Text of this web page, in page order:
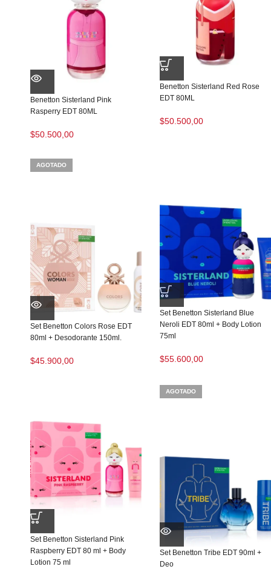
Benetton Sisterland Pink
Rasperry EDT 80ML
$50.500,00
Benetton Sisterland Red Rose
EDT 80ML
$50.500,00
AGOTADO
Set Benetton Colors Rose EDT
80ml + Desodorante 150ml.
$45.900,00
Set Benetton Sisterland Blue
Neroli EDT 80ml + Body Lotion
75ml
$55.600,00
Set Benetton Sisterland Pink
Raspberry EDT 80 ml + Body
Lotion 75 ml
AGOTADO
Set Benetton Tribe EDT 90ml +
Deo